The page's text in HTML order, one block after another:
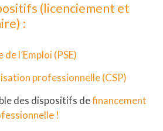
(licenciement et
:
l’Emploi (PSE)
professionnelle (CSP)
des dispositifs definancement
!